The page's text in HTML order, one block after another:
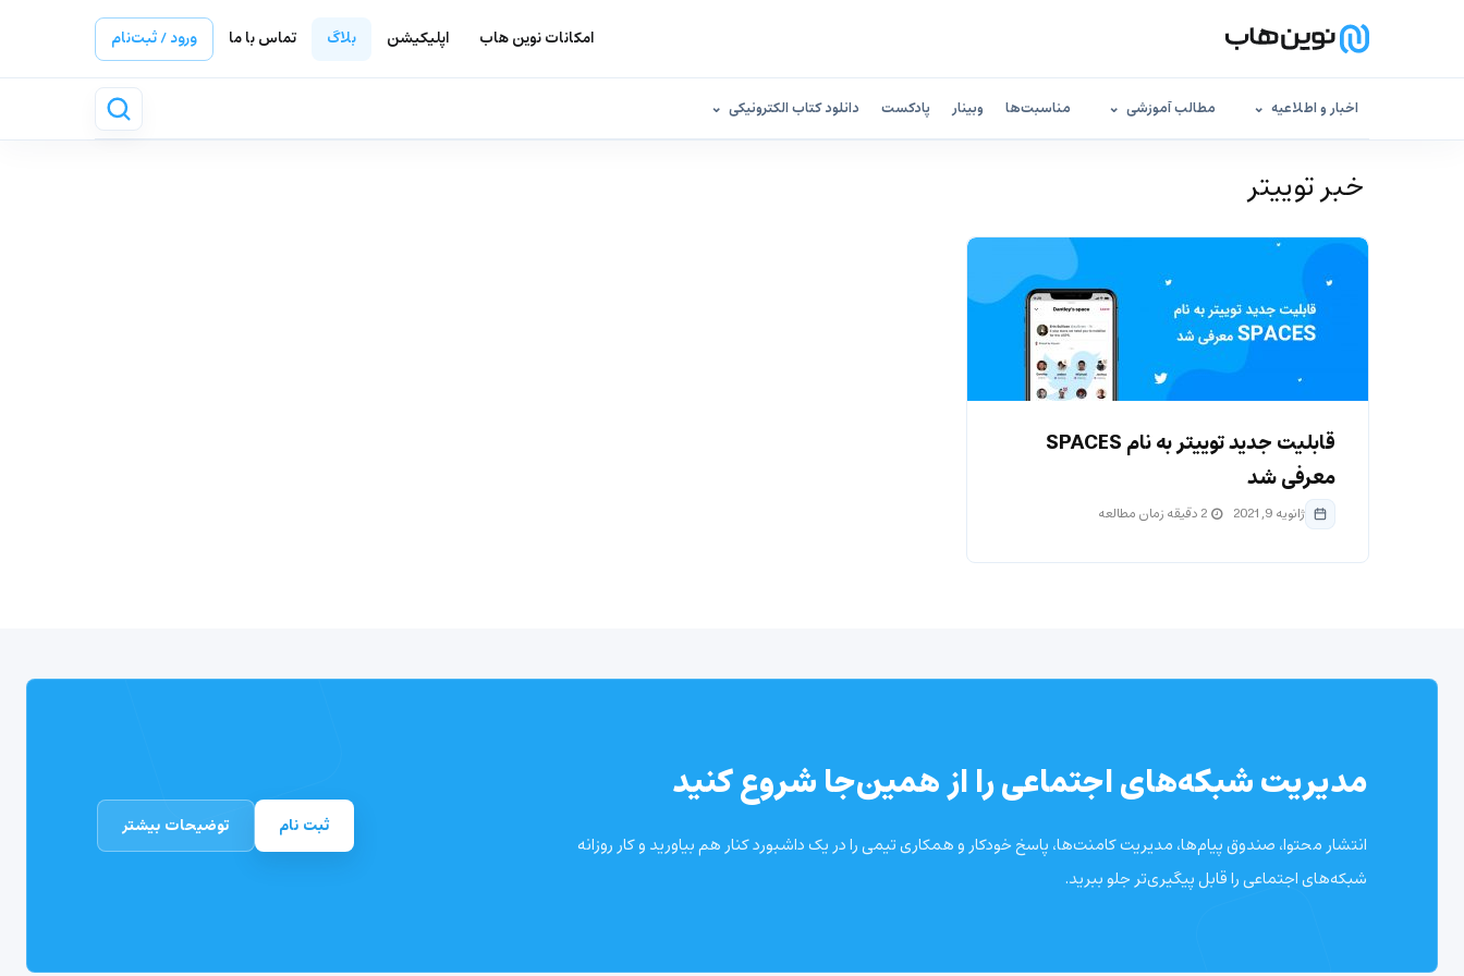
امکانات نوین هاب اپلیکیشن بلاگ تماس با ما ورود / ثبت‌نام
اخبار و اطلاعیه مطالب آموزشی مناسبت‌ها وبینار پادکست دانلود کتاب الکترونیکی
‌ خبر توییتر
قابلیت جدید توییتر به نام SPACES
معرفی شد
ژانویه 9, 2021 2 دقیقه زمان مطالعه
مدیریت شبکه‌های اجتماعی را از همین‌جا شروع کنید
انتشار محتوا، صندوق پیام‌ها، مدیریت کامنت‌ها، پاسخ خودکار و همکاری تیمی را در یک داشبورد کنار هم بیاورید و کار روزانه
شبکه‌های اجتماعی را قابل پیگیری‌تر جلو ببرید.
ثبت نام توضیحات بیشتر